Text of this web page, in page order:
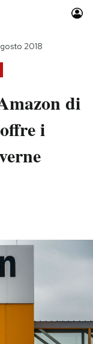
Idee
calcio 2026
2018
di
i